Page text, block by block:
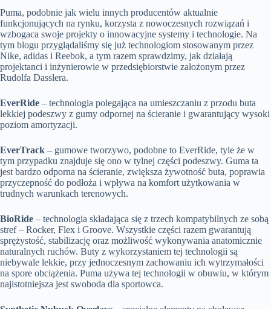
Puma, podobnie jak wielu innych producentów aktualnie
funkcjonujących na rynku, korzysta z nowoczesnych rozwiązań i
wzbogaca swoje projekty o innowacyjne systemy i technologie. Na
tym blogu przyglądaliśmy się już technologiom stosowanym przez
Nike, adidas i Reebok, a tym razem sprawdzimy, jak działają
projektanci i inżynierowie w przedsiębiorstwie założonym przez
Rudolfa Dasslera.
EverRide – technologia polegająca na umieszczaniu z przodu buta
lekkiej podeszwy z gumy odpornej na ścieranie i gwarantujący wysoki
poziom amortyzacji.
EverTrack – gumowe tworzywo, podobne to EverRide, tyle że w
tym przypadku znajduje się ono w tylnej części podeszwy. Guma ta
jest bardzo odporna na ścieranie, zwiększa żywotność buta, poprawia
przyczepność do podłoża i wpływa na komfort użytkowania w
trudnych warunkach terenowych.
BioRide – technologia składająca się z trzech kompatybilnych ze sobą
stref – Rocker, Flex i Groove. Wszystkie części razem gwarantują
sprężystość, stabilizację oraz możliwość wykonywania anatomicznie
naturalnych ruchów. Buty z wykorzystaniem tej technologii są
niebywale lekkie, przy jednoczesnym zachowaniu ich wytrzymałości
na spore obciążenia. Puma używa tej technologii w obuwiu, w którym
najistotniejsza jest swoboda dla sportowca.